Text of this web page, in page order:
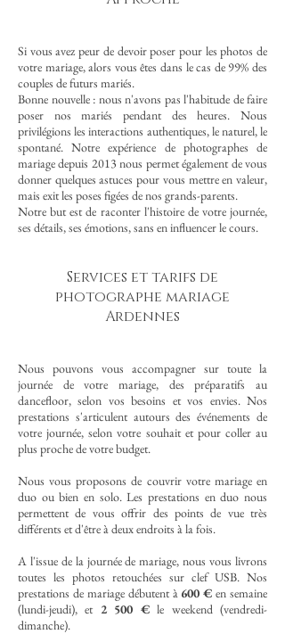
Si vous avez peur de devoir poser pour les photos de
votre mariage, alors vous êtes dans le cas de 99% des
couples de futurs mariés.
Bonne nouvelle : nous n'avons pas l'habitude de faire
poser nos mariés pendant des heures. Nous
privilégions les interactions authentiques, le naturel, le
spontané. Notre expérience de photographes de
mariage depuis 2013 nous permet également de vous
donner quelques astuces pour vous mettre en valeur,
mais exit les poses figées de nos grands-parents.
Notre but est de raconter l'histoire de votre journée,
ses détails, ses émotions, sans en influencer le cours.
Services et tarifs de
photographe mariage
Ardennes
Nous pouvons vous accompagner sur toute la
journée de votre mariage, des préparatifs au
dancefloor, selon vos besoins et vos envies. Nos
prestations s'articulent autours des événements de
votre journée, selon votre souhait et pour coller au
plus proche de votre budget.
Nous vous proposons de couvrir votre mariage en
duo ou bien en solo. Les prestations en duo nous
permettent de vous offrir des points de vue très
différents et d'être à deux endroits à la fois.
A l'issue de la journée de mariage, nous vous livrons
toutes les photos retouchées sur clef USB. Nos
prestations de mariage débutent à 600 € en semaine
(lundi-jeudi), et 2 500 €le weekend (vendredi-
dimanche).